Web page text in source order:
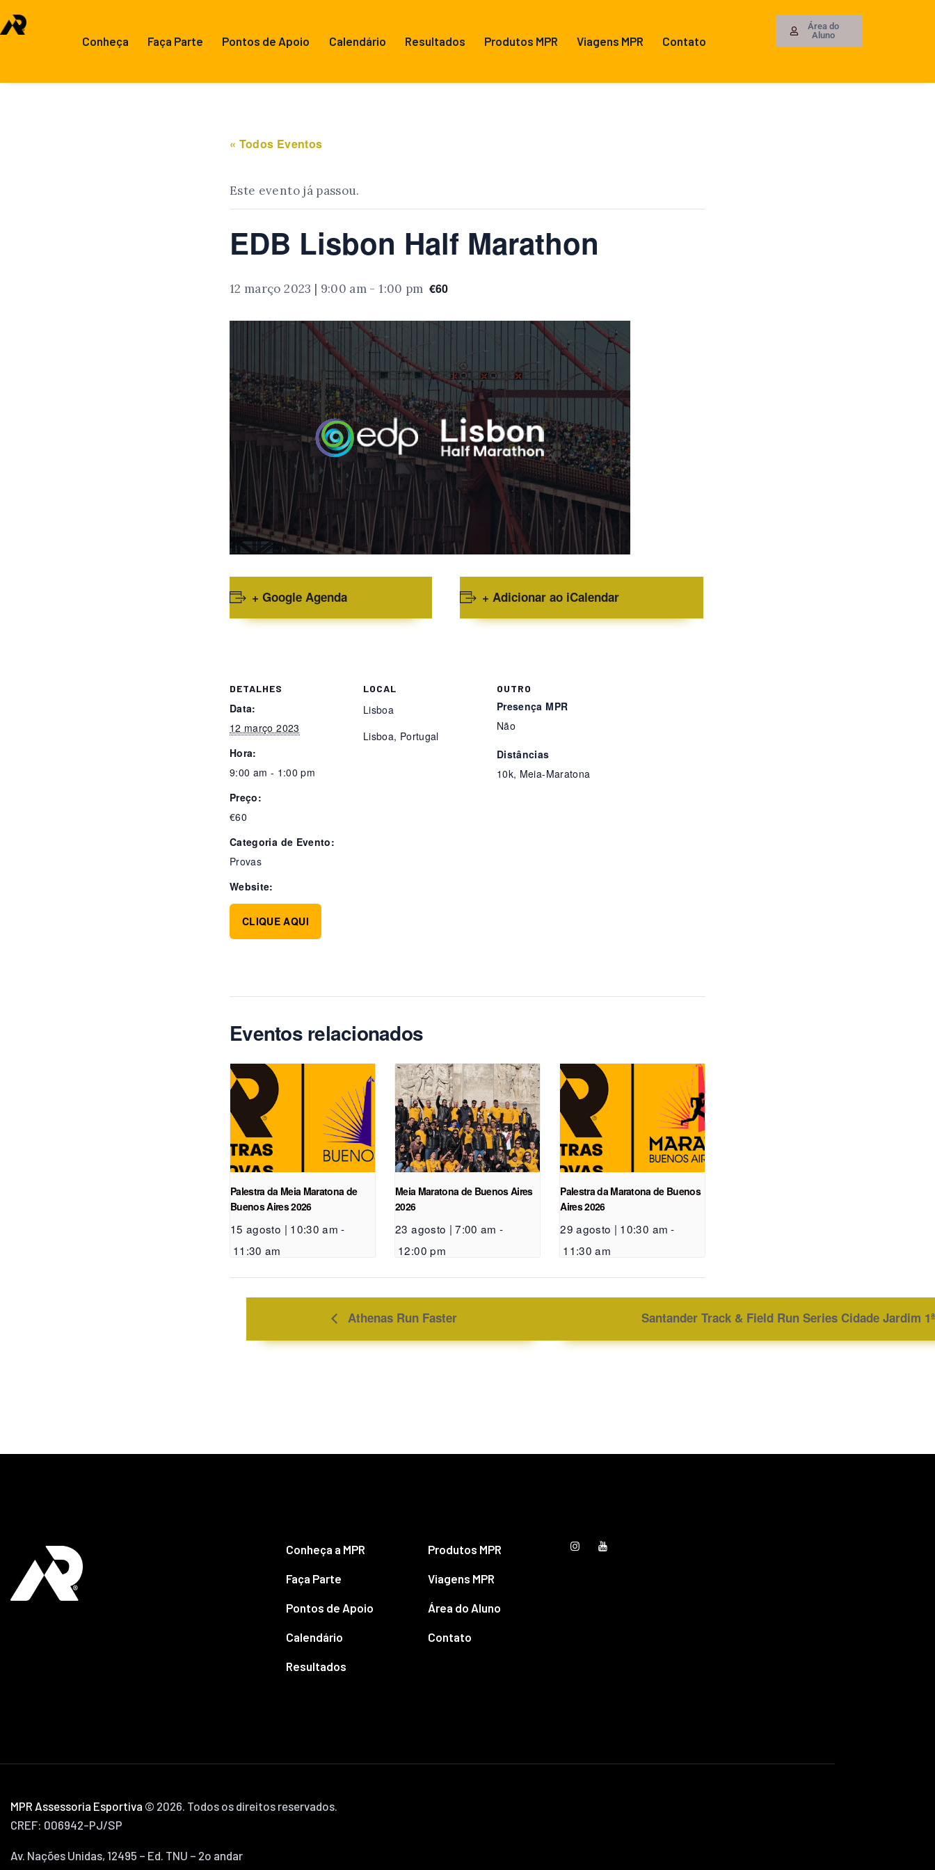
Conheça Faça Parte Pontos de Apoio Calendário Resultados Produtos MPR Viagens MPR Contato
Área do
Aluno
« Todos Eventos
Este evento já passou.
EDB Lisbon Half Marathon
12 março 2023 | 9:00 am -1:00 pm €60
+ Google Agenda + Adicionar ao iCalendar
DETALHES
Data:
12 março 2023
Hora:
9:00 am - 1:00 pm
Preço:
€60
Categoria de Evento:
Provas
Website:
CLIQUE AQUI
LOCAL
Lisboa
Lisboa, Portugal
OUTRO
Presença MPR
Não
Distâncias
10k, Meia-Maratona
Eventos relacionados
Palestra da Meia Maratona de
Buenos Aires 2026
15 agosto | 10:30 am -
11:30 am
Meia Maratona de Buenos Aires
2026
23 agosto | 7:00 am -
12:00 pm
Palestra da Maratona de Buenos
Aires 2026
29 agosto | 10:30 am -
11:30 am
Athenas Run Faster Santander Track & Field Run Series Cidade Jardim
Conheça a MPR
Faça Parte
Pontos de Apoio
Calendário
Resultados
Produtos MPR
Viagens MPR
Área do Aluno
Contato
MPR Assessoria Esportiva © 2026. Todos os direitos reservados.
CREF: 006942-PJ/SP
Av. Nações Unidas, 12495 – Ed. TNU – 2o andar